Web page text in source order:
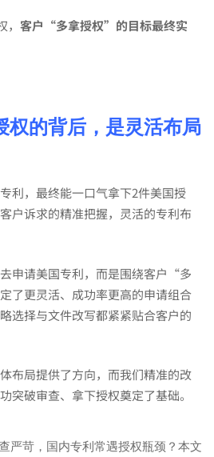
客户“多拿授权”的目标最终实
权的背后，是灵活布局
利，最终能一口气拿下2件美国授
户诉求的精准把握，灵活的专利布
申请美国专利，而是围绕客户“多
了更灵活、成功率更高的申请组合
选择与文件改写都紧紧贴合客户的
布局提供了方向，而我们精准的改
突破审查、拿下授权奠定了基础。
严苛，国内专利常遇授权瓶颈？本文